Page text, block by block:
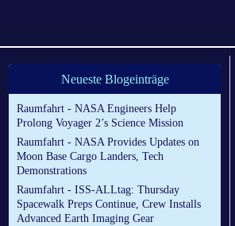
Neueste Blogeinträge
Raumfahrt - NASA Engineers Help
Prolong Voyager 2’s Science Mission
Raumfahrt - NASA Provides Updates on
Moon Base Cargo Landers, Tech
Demonstrations
Raumfahrt - ISS-ALLtag: Thursday
Spacewalk Preps Continue, Crew Installs
Advanced Earth Imaging Gear